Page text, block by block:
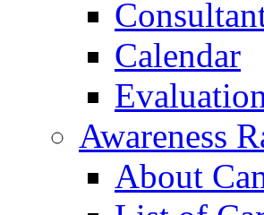
Calendar
Awareness
About